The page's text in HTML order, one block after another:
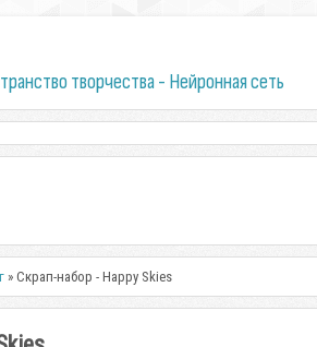
творчества - Нейронная сеть
» Скрап-набор - Happy Skies